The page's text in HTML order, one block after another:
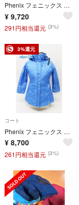
Phenix フェニックス ジュニア スノークリスタル ロングコート 125-135cm ライトブルー PS6H20T99 キッズ R2510-045
¥ 9,720
291円相当還元 (3%)
3%還元
コート
Phenix フェニックス ジュニア スノークリスタル ロングコート 130 ライトブルー PS6H20T99 スポーツ R2509-034
¥ 8,700
261円相当還元 (3%)